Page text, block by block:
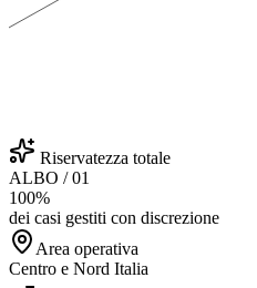
Riservatezza totale
ALBO / 01
100%
dei casi gestiti con discrezione
Area operativa
Centro e Nord Italia